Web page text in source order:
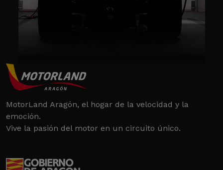
MotorLand Aragón, el hogar de la velocidad y la
emoción.
Vive la pasión del motor en un circuito único.